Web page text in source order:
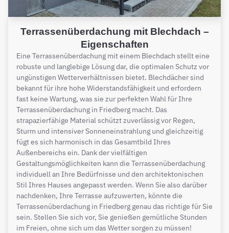
Terrassenüberdachung mit Blechdach –
Eigenschaften
Eine Terrassenüberdachung mit einem Blechdach stellt eine
robuste und langlebige Lösung dar, die optimalen Schutz vor
ungünstigen Wetterverhältnissen bietet. Blechdächer sind
bekannt für ihre hohe Widerstandsfähigkeit und erfordern
fast keine Wartung, was sie zur perfekten Wahl für Ihre
Terrassenüberdachung in Friedberg macht. Das
strapazierfähige Material schützt zuverlässig vor Regen,
Sturm und intensiver Sonneneinstrahlung und gleichzeitig
fügt es sich harmonisch in das Gesamtbild Ihres
Außenbereichs ein. Dank der vielfältigen
Gestaltungsmöglichkeiten kann die Terrassenüberdachung
individuell an Ihre Bedürfnisse und den architektonischen
Stil Ihres Hauses angepasst werden. Wenn Sie also darüber
nachdenken, Ihre Terrasse aufzuwerten, könnte die
Terrassenüberdachung in Friedberg genau das richtige für Sie
sein. Stellen Sie sich vor, Sie genießen gemütliche Stunden
im Freien, ohne sich um das Wetter sorgen zu müssen!